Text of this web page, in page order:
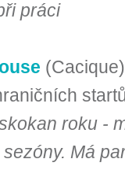
práci
roku -
Má